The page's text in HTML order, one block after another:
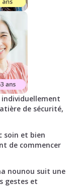
de sécurité,
soin et bien
de commencer
nounou suit une
gestes et